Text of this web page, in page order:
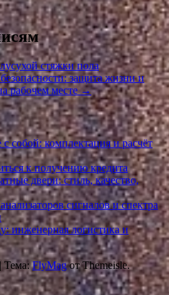
стяжки пола
защита жизни и
рабочем месте →
собой: комплектация и расчёт
к получению кредита
двери: стиль, качество,
сигналов и спектра
инженерная логистика и
| Тема:FlyMagот Themeisle.